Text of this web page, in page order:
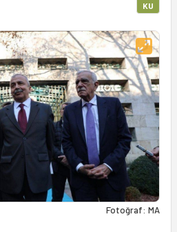
KU
Fotoğraf: MA